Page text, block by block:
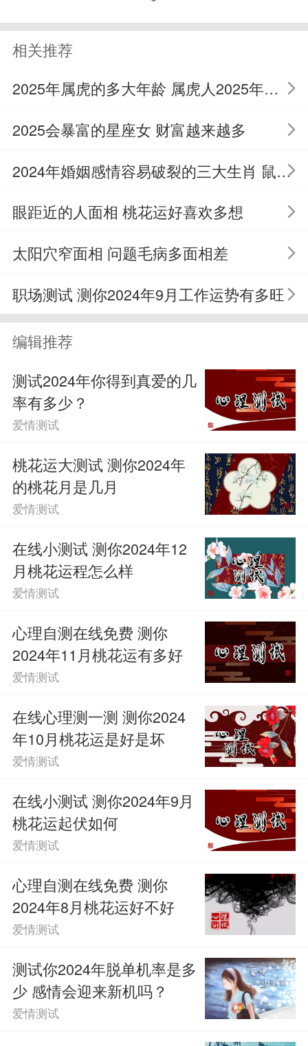
?
↓
A、你2024年11月桃花运最好
你的外形是很突出的，还明白如何打
扮自己，并且性格开朗活泼，从很早的时
候开始身边就有很多的追求者，虽然你的
好，很容易就能找到对象。
B、你2024年11月桃花运还行
你的个性是有一点内敛的，而且很容
易害羞，在感情方面也会有一点敏感，经
常会因为自己的个性错失缘分，尤其是在
上半年的时候，会把自己的主要精力都放
在工作上，但是在11月份这段时间，困境
能够得到解决，桃花运会提升起来。
C、你2024年11月桃花运一般
你在任何时候都是很直接的，从来都
不拘小节，但是在和异性相处的时候却会
易紧张，即便自己渴望被关注，但是经常
会说错话，这段时间的桃花运不太好，所
以感情方面的发展也不会很顺利。
D、你2024年11月桃花运不顺
你对于缘分向来都是毫不在意的样
子，很少会向往甜蜜的爱情生活，反而觉
得自己单身的日子也不错，所以基本不会
主动去追求别人，再加上这个月的桃花运
很不顺，你没有机会遇到喜欢的人，而是
相关推荐
2025年属虎的多大年龄 属虎人2025年运程详解
2025会暴富的星座女 财富越来越多
2024年婚姻感情容易破裂的三大生肖 鼠马龙要多和伴侣沟通
眼距近的人面相 桃花运好喜欢多想
太阳穴窄面相 问题毛病多面相差
职场测试 测你2024年9月工作运势有多旺
编辑推荐
测试2024年你得到真爱的几
率有多少？
爱情测试
桃花运大测试 测你2024年
的桃花月是几月
爱情测试
在线小测试 测你2024年12
月桃花运程怎么样
爱情测试
心理自测在线免费 测你
2024年11月桃花运有多好
爱情测试
在线心理测一测 测你2024
年10月桃花运是好是坏
爱情测试
在线小测试 测你2024年9月
桃花运起伏如何
爱情测试
心理自测在线免费 测你
2024年8月桃花运好不好
爱情测试
测试你2024年脱单机率是多
少 感情会迎来新机吗？
爱情测试